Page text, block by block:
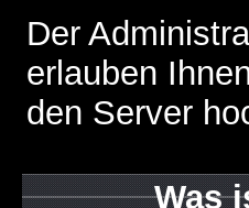
Der
erlauben
den Server
Was